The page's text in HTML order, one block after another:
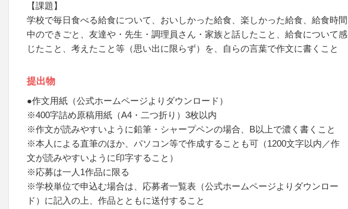
【課題】
学校で毎日食べる給食について、おいしかった給食、楽しかった給食、給食時間
中のできごと、友達や・先生・調理員さん・家族と話したこと、給食について感
じたこと、考えたこと等（思い出に限らず）を、自らの言葉で作文に書くこと
提出物
●作文用紙（公式ホームページよりダウンロード）
※400字詰め原稿用紙（A4・二つ折り）3枚以内
※作文が読みやすいように鉛筆・シャープペンの場合、B以上で濃く書くこと
※本人による直筆のほか、パソコン等で作成することも可（1200文字以内／作
文が読みやすいように印字すること）
※応募は一人1作品に限る
※学校単位で申込む場合は、応募者一覧表（公式ホームページよりダウンロー
ド）に記入の上、作品とともに送付すること